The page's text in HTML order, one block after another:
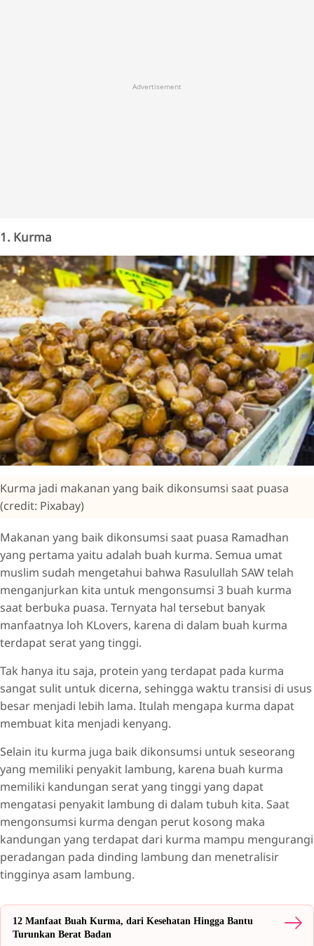
Advertisement
1. Kurma
Kurma jadi makanan yang baik dikonsumsi saat puasa
(credit: Pixabay)
Makanan yang baik dikonsumsi saat puasa Ramadhan
yang pertama yaitu adalah buah kurma. Semua umat
muslim sudah mengetahui bahwa Rasulullah SAW telah
menganjurkan kita untuk mengonsumsi 3 buah kurma
saat berbuka puasa. Ternyata hal tersebut banyak
manfaatnya loh KLovers, karena di dalam buah kurma
terdapat serat yang tinggi.
Tak hanya itu saja, protein yang terdapat pada kurma
sangat sulit untuk dicerna, sehingga waktu transisi di usus
besar menjadi lebih lama. Itulah mengapa kurma dapat
membuat kita menjadi kenyang.
Selain itu kurma juga baik dikonsumsi untuk seseorang
yang memiliki penyakit lambung, karena buah kurma
memiliki kandungan serat yang tinggi yang dapat
mengatasi penyakit lambung di dalam tubuh kita. Saat
mengonsumsi kurma dengan perut kosong maka
kandungan yang terdapat dari kurma mampu mengurangi
peradangan pada dinding lambung dan menetralisir
tingginya asam lambung.
12 Manfaat Buah Kurma, dari Kesehatan Hingga Bantu
Turunkan Berat Badan